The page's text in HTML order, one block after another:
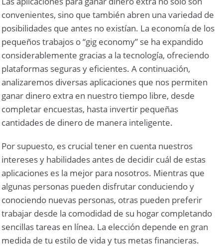
convenientes, sino que también abren una variedad de
posibilidades que antes no existían. La economía de los
pequeños trabajos o “gig economy” se ha expandido
considerablemente gracias a la tecnología, ofreciendo
plataformas seguras y eficientes. A continuación,
analizaremos diversas aplicaciones que nos permiten
ganar dinero extra en nuestro tiempo libre, desde
completar encuestas, hasta invertir pequeñas
cantidades de dinero de manera inteligente.
Por supuesto, es crucial tener en cuenta nuestros
intereses y habilidades antes de decidir cuál de estas
aplicaciones es la mejor para nosotros. Mientras que
algunas personas pueden disfrutar conduciendo y
conociendo nuevas personas, otras pueden preferir
trabajar desde la comodidad de su hogar completando
sencillas tareas en línea. La elección depende en gran
medida de tu estilo de vida y tus metas financieras.